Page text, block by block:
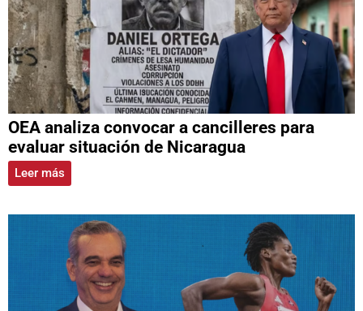
OEA analiza convocar a cancilleres para
evaluar situación de Nicaragua
Leer más